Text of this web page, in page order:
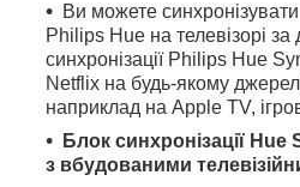
Ви можете
Philips Hue на телевізорі
синхронізації Philips Hue
Netflix на будь-якому
наприклад на Apple TV,
Блок синхронізації
з вбудованими